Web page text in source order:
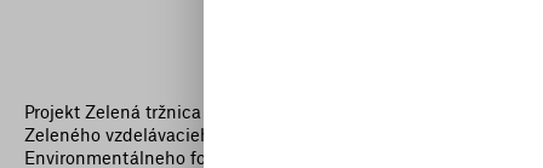
Projekt Zelená tržnica je realizovaný s finančnou podporou
Zeleného vzdelávacieho fondu 5/2023 formou dotácie z
Environmentálneho fondu.